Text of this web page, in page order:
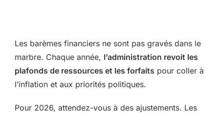
Les barèmes financiers ne sont pas gravés dans le
marbre. Chaque année, l’administration revoit les
plafonds de ressources et les forfaits pour coller à
l’inflation et aux priorités politiques.
Pour 2026, attendez-vous à des ajustements. Les